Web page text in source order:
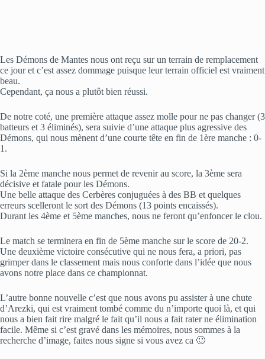
Les Démons de Mantes nous ont reçu sur un terrain de remplacement
ce jour et c’est assez dommage puisque leur terrain officiel est vraiment
beau.
Cependant, ça nous a plutôt bien réussi.
De notre coté, une première attaque assez molle pour ne pas changer (3
batteurs et 3 éliminés), sera suivie d’une attaque plus agressive des
Démons, qui nous mènent d’une courte tête en fin de 1ère manche : 0-
1.
Si la 2ème manche nous permet de revenir au score, la 3ème sera
décisive et fatale pour les Démons.
Une belle attaque des Cerbères conjuguées à des BB et quelques
erreurs scelleront le sort des Démons (13 points encaissés).
Durant les 4ème et 5ème manches, nous ne feront qu’enfoncer le clou.
Le match se terminera en fin de 5ème manche sur le score de 20-2.
Une deuxième victoire consécutive qui ne nous fera, a priori, pas
grimper dans le classement mais nous conforte dans l’idée que nous
avons notre place dans ce championnat.
L’autre bonne nouvelle c’est que nous avons pu assister à une chute
d’Arezki, qui est vraiment tombé comme du n’importe quoi là, et qui
nous a bien fait rire malgré le fait qu’il nous a fait rater ne élimination
facile. Même si c’est gravé dans les mémoires, nous sommes à la
recherche d’image, faites nous signe si vous avez ca 🙂